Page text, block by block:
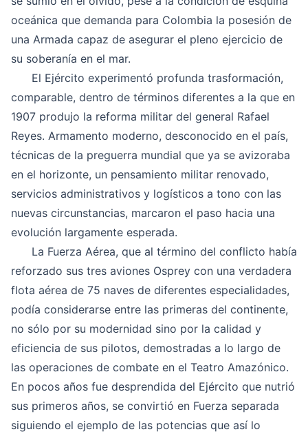
oceánica que demanda para Colombia la posesión de
una Armada capaz de asegurar el pleno ejercicio de
su soberanía en el mar.
El Ejército experimentó profunda trasformación,
comparable, dentro de términos diferentes a la que en
1907 produjo la reforma militar del general Rafael
Reyes. Armamento moderno, desconocido en el país,
técnicas de la preguerra mundial que ya se avizoraba
en el horizonte, un pensamiento militar renovado,
servicios administrativos y logísticos a tono con las
nuevas circunstancias, marcaron el paso hacia una
evolución largamente esperada.
La Fuerza Aérea, que al término del conflicto había
reforzado sus tres aviones Osprey con una verdadera
flota aérea de 75 naves de diferentes especialidades,
podía considerarse entre las primeras del continente,
no sólo por su modernidad sino por la calidad y
eficiencia de sus pilotos, demostradas a lo largo de
las operaciones de combate en el Teatro Amazónico.
En pocos años fue desprendida del Ejército que nutrió
sus primeros años, se convirtió en Fuerza separada
siguiendo el ejemplo de las potencias que así lo